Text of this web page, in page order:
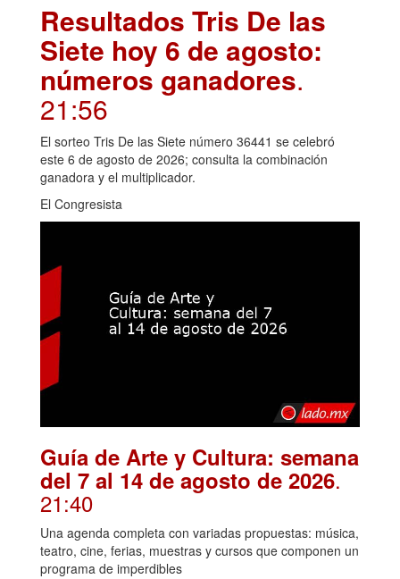
Resultados Tris De las
Siete hoy 6 de agosto:
números ganadores.
21:56
El sorteo Tris De las Siete número 36441 se celebró
este 6 de agosto de 2026; consulta la combinación
ganadora y el multiplicador.
El Congresista
Guía de Arte y Cultura: semana
del 7 al 14 de agosto de 2026.
21:40
Una agenda completa con variadas propuestas: música,
teatro, cine, ferias, muestras y cursos que componen un
programa de imperdibles